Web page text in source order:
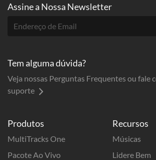
Produtos
MultiTracks One
Pacote Ao Vivo
Recursos
Músicas
Lidere Bem
Assine a Nossa Newsletter
Tem alguma dúvida?
Veja nossas Perguntas Frequentes ou fale
suporte